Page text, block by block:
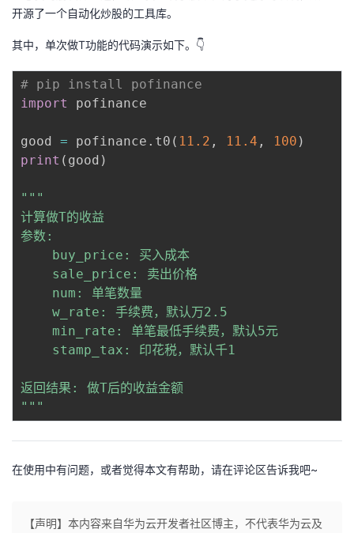
开源了一个自动化炒股的工具库。
其中，单次做T功能的代码演示如下。👇
# pip install pofinance
import
pofinance
good = pofinance . t0 ( 11.2 , 11.4 , 100 )
print ( good )
"""
计算做T的收益
参数:
    buy_price: 买入成本
    sale_price: 卖出价格
    num: 单笔数量
    w_rate: 手续费，默认万2.5
    min_rate: 单笔最低手续费，默认5元
    stamp_tax: 印花税，默认千1
返回结果: 做T后的收益金额
"""
在使用中有问题，或者觉得本文有帮助，请在评论区告诉我吧~
【声明】本内容来自华为云开发者社区博主，不代表华为云及